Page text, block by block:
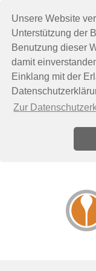
Unsere Website
Unterstützung der
Benutzung dieser
damit
Einklang mit der
Zur